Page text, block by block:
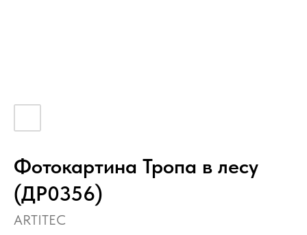
Фотокартина Тропа в лесу
(ДР0356)
ARTITEC